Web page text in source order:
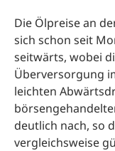
Die Ölpreise an
sich schon seit
seitwärts, wobei
Überversorgung
leichten
deutlich nach, so
vergleichsweise